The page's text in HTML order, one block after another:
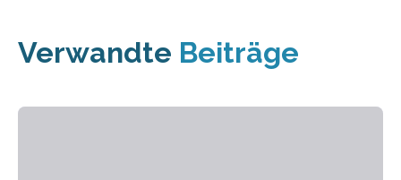
Verwandte Beiträge